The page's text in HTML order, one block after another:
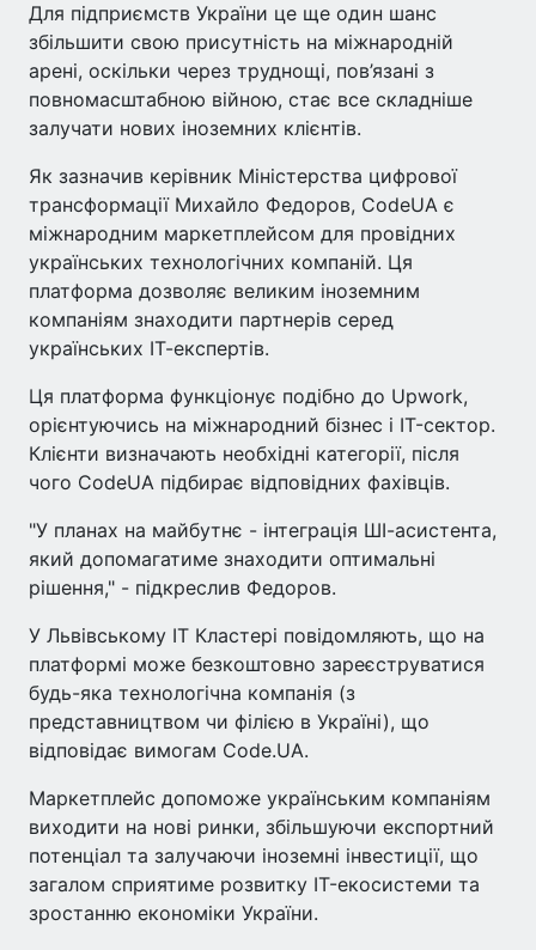
Для підприємств України це ще один шанс
збільшити свою присутність на міжнародній
арені, оскільки через труднощі, пов’язані з
повномасштабною війною, стає все складніше
залучати нових іноземних клієнтів.
Як зазначив керівник Міністерства цифрової
трансформації Михайло Федоров, CodeUA є
міжнародним маркетплейсом для провідних
українських технологічних компаній. Ця
платформа дозволяє великим іноземним
компаніям знаходити партнерів серед
українських ІТ-експертів.
Ця платформа функціонує подібно до Upwork,
орієнтуючись на міжнародний бізнес і IT-сектор.
Клієнти визначають необхідні категорії, після
чого CodeUA підбирає відповідних фахівців.
"У планах на майбутнє - інтеграція ШІ-асистента,
який допомагатиме знаходити оптимальні
рішення," - підкреслив Федоров.
У Львівському ІТ Кластері повідомляють, що на
платформі може безкоштовно зареєструватися
будь-яка технологічна компанія (з
представництвом чи філією в Україні), що
відповідає вимогам Code.UA.
Маркетплейс допоможе українським компаніям
виходити на нові ринки, збільшуючи експортний
потенціал та залучаючи іноземні інвестиції, що
загалом сприятиме розвитку IT-екосистеми та
зростанню економіки України.